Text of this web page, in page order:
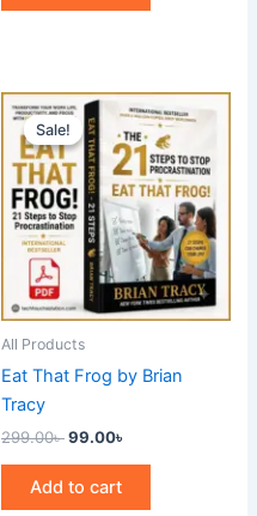
Sale!
Sale!
All Products
Eat That Frog by Brian
Tracy
299.00৳
Original
price
was:
299.00৳ .
99.00৳
Current
price
is:
99.00৳ .
Add to cart